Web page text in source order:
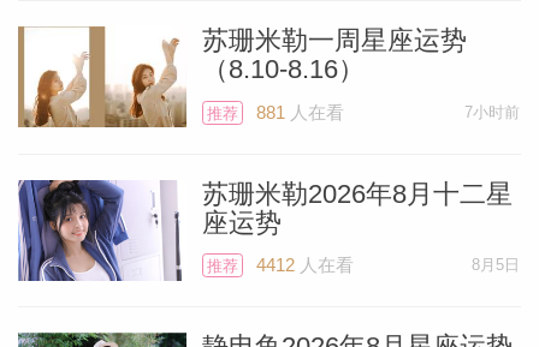
在涉及你现实的婚姻或商业伙伴时——也会
认为旅行是个好主意，如果你发出邀请，这
个人会很乐意前来。
值得注意的是，这个满月伴随着惊人的和谐
能量，因为它将是黄金大三角的一部分。火
星在双子座、你的友谊宫，将与位于水瓶
苏珊米勒一周星座运势
（8.10-8.16）
推荐 881 人在看 7小时前
苏珊米勒2026年8月十二星
座运势
推荐 4412人在看 8月5日